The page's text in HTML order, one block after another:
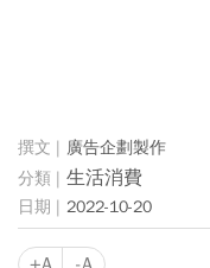
廣告企劃製作
生活消費
2022-10-20